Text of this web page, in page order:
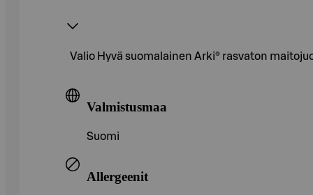
Valio Hyvä suomalainen Arki® rasvaton
Valmistusmaa
Suomi
Allergeenit